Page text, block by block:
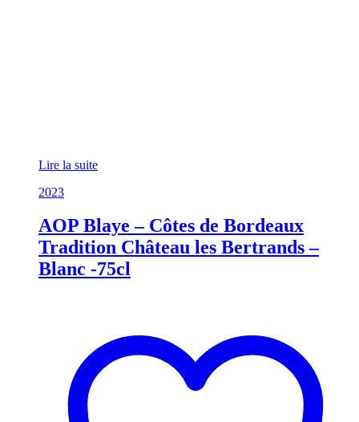
Lire la suite
2023
AOP Blaye – Côtes de Bordeaux
Tradition Château les Bertrands –
Blanc -75cl